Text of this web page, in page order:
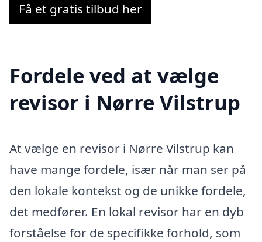
Få et gratis tilbud her
Fordele ved at vælge
revisor i Nørre Vilstrup
At vælge en revisor i Nørre Vilstrup kan
have mange fordele, især når man ser på
den lokale kontekst og de unikke fordele,
det medfører. En lokal revisor har en dyb
forståelse for de specifikke forhold, som